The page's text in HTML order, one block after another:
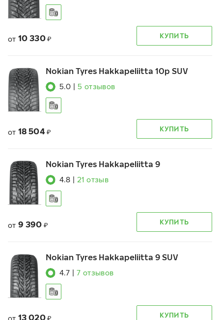
от 10 330 ₽ КУПИТЬ
Nokian Tyres Hakkapeliitta 10p SUV
5.0 5 отзывов
от 18 504 ₽ КУПИТЬ
Nokian Tyres Hakkapeliitta 9
4.8 21 отзыв
от 9 390 ₽ КУПИТЬ
Nokian Tyres Hakkapeliitta 9 SUV
4.7 7 отзывов
от 13 020 ₽ КУПИТЬ